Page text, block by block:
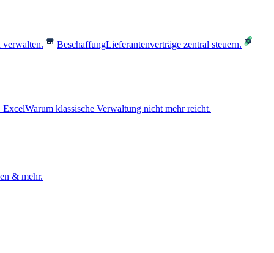
verwalten. BeschaffungLieferantenverträge zentral steuern.
ExcelWarum klassische Verwaltung nicht mehr reicht.
& mehr.